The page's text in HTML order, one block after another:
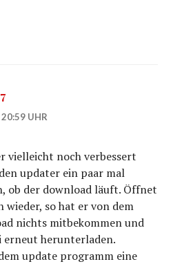
UHR
vielleicht noch verbessert
updater ein paar mal
ob der download läuft. Öffnet
wieder, so hat er von dem
nichts mitbekommen und
erneut herunterladen.
update programm eine